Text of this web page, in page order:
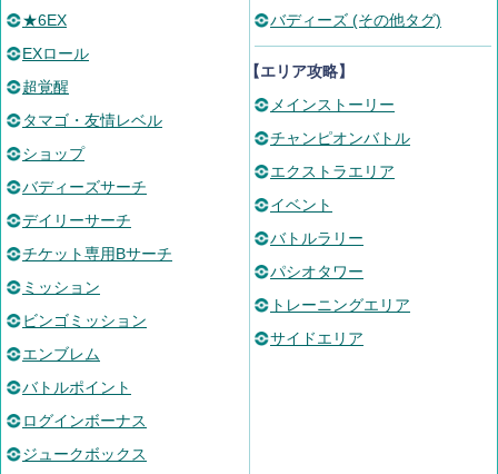
★6EX
EXロール
超覚醒
タマゴ・友情レベル
ショップ
バディーズサーチ
デイリーサーチ
チケット専用Bサーチ
ミッション
ビンゴミッション
エンブレム
バトルポイント
ログインボーナス
ジュークボックス
バディーズ (その他タグ)
【エリア攻略】
メインストーリー
チャンピオンバトル
エクストラエリア
イベント
バトルラリー
パシオタワー
トレーニングエリア
サイドエリア